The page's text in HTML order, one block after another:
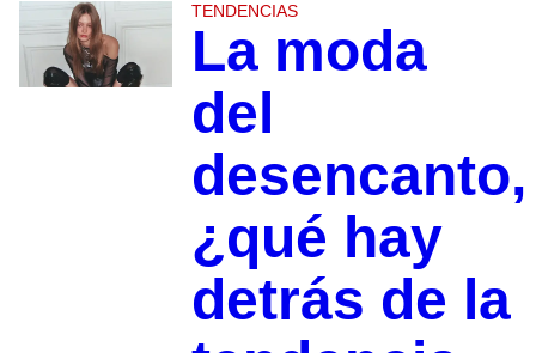
TENDENCIAS
La moda
del
desencanto,
¿qué hay
detrás de la